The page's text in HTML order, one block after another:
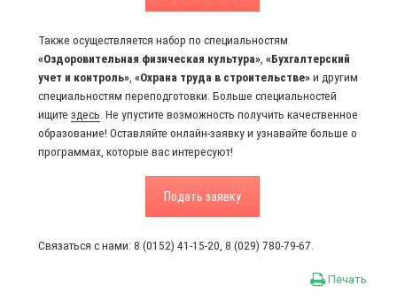
Также осуществляется набор по специальностям
«Оздоровительная физическая культура», «Бухгалтерский
учет и контроль», «Охрана труда в строительстве»и другим
специальностям переподготовки. Больше специальностей
ищите здесь. Не упустите возможность получить качественное
образование! Оставляйте онлайн-заявку и узнавайте больше о
программах, которые вас интересуют!
Подать заявку
Связаться с нами: 8 (0152) 41-15-20, 8 (029) 780-79-67.
Печать